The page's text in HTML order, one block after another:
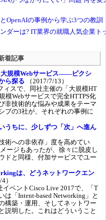
着記事
規模Webサービス――ピクシ
ら探る （2017/7/13）
スで、同社主催の「大規模HT
模Webサービスで完全HTTPS化
非技術的な悩みや成果をテーマ
ブの3社が、それぞれの事例に
うちに、少しずつ「次」へ進ん
術への非依存」度を高めてい
ージもあったが、徐々に脱皮し
ドと同様、付加サービスでユー
は、どうネットワークエン
）
ベントCisco Live 2017で、「T
は「Intent-based Networking」と
構築・運用、そしてネットワー
説明した。これはどういうこと